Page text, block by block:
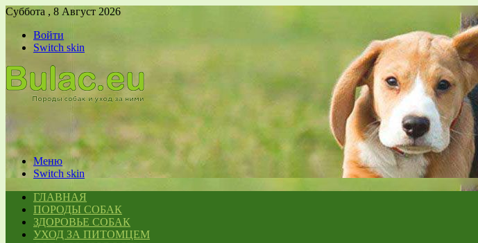
Суббота , 8 Август 2026
Войти
Switch skin
Меню
Switch skin
ГЛАВНАЯ
ПОРОДЫ СОБАК
ЗДОРОВЬЕ СОБАК
УХОД ЗА ПИТОМЦЕМ